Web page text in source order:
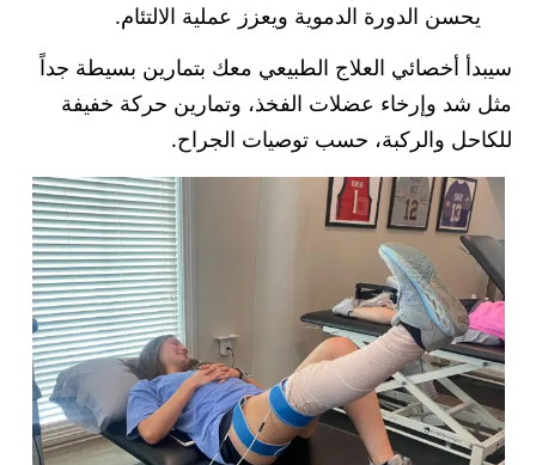
يحسن الدورة الدموية ويعزز عملية الالتئام.
سيبدأ أخصائي العلاج الطبيعي معك بتمارين بسيطة جداً
مثل شد وإرخاء عضلات الفخذ، وتمارين حركة خفيفة
للكاحل والركبة، حسب توصيات الجراح.